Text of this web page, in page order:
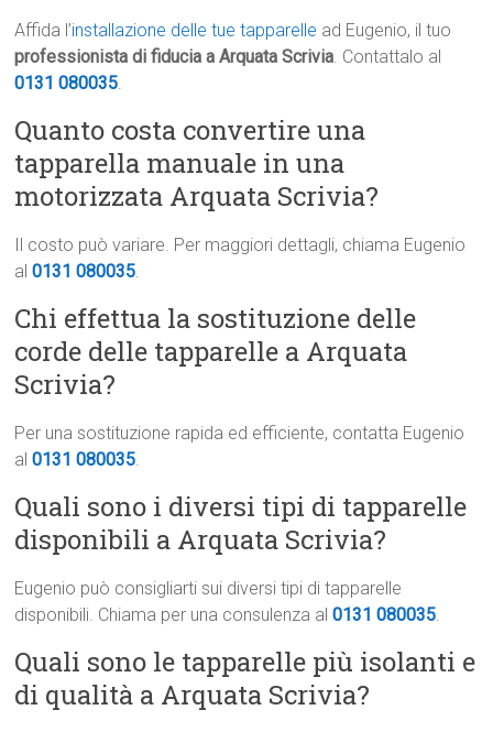
Affida l’installazione delle tue tapparelle ad Eugenio, il tuo
professionista di fiducia a Arquata Scrivia. Contattalo al
0131 080035.
Quanto costa convertire una
tapparella manuale in una
motorizzata Arquata Scrivia?
Il costo può variare. Per maggiori dettagli, chiama Eugenio
al0131 080035.
Chi effettua la sostituzione delle
corde delle tapparelle a Arquata
Scrivia?
Per una sostituzione rapida ed efficiente, contatta Eugenio
al0131 080035.
Quali sono i diversi tipi di tapparelle
disponibili a Arquata Scrivia?
Eugenio può consigliarti sui diversi tipi di tapparelle
disponibili. Chiama per una consulenza al0131 080035.
Quali sono le tapparelle più isolanti e
di qualità a Arquata Scrivia?